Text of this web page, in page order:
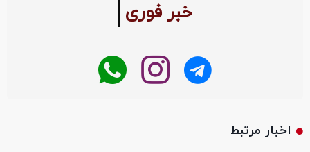
خبر فوری
اخبار مرتبط